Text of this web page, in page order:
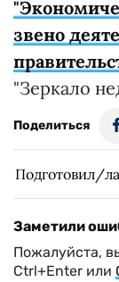
звено
"Зеркало
Поделиться
Подготовил/
Заметили
Пожалуйста,
Ctrl+Enter или